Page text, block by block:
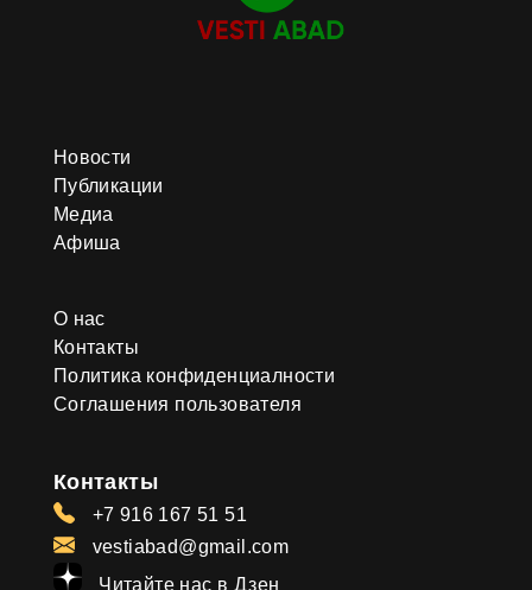
Новости
Публикации
Медиа
Афиша
О нас
Контакты
Политика конфиденциалности
Соглашения пользователя
Контакты
+7 916 167 51 51
vestiabad@gmail.com
Читайте нас в Дзен